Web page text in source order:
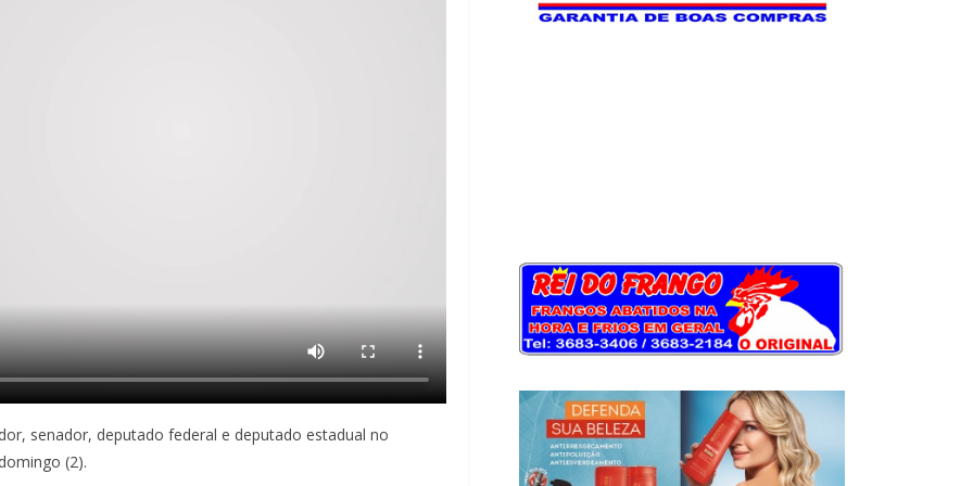
senador, deputado federal e deputado estadual no
(2).